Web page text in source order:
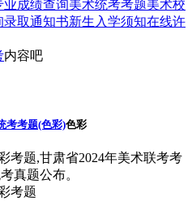
业成绩查询美术统考考题美术校
录取通知书新生入学须知在线许
内容吧
考考题(色彩)色彩
考题,甘肃省2024年美术联考考
真题公布。